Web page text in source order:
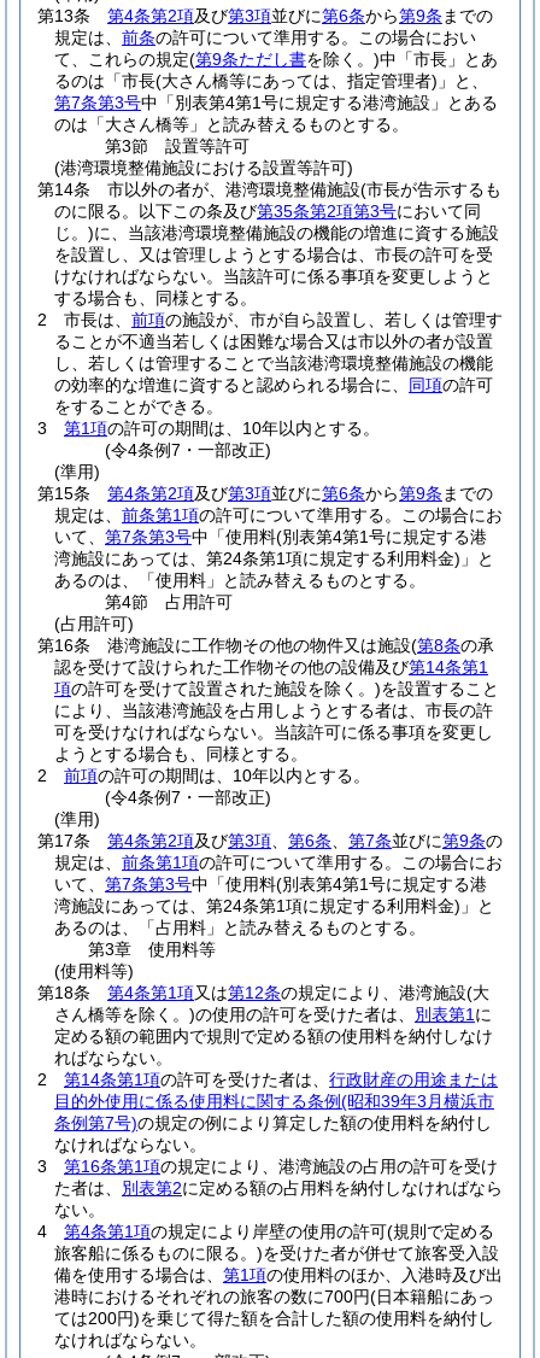
第13条
第4条第2項及び第3項並びに第6条から第9条 までの
規定は、 前条の許可について準用する。
この場合におい
て、これらの規定(第9条ただし書を除く。)中「市長」とあ
るのは「市長(大さん橋等にあっては、指定管理者) 」と、
第7条第3号中「別表第4第1号に規定する港湾施設」とある
のは「大さん橋等」と読み替えるものとする。
第3節
設置等許可
(港湾環境整備施設における設置等許可)
第14条
市以外の者が、港湾環境整備施設(市長が告示するも
のに限る。以下この条及び第35条第2項第3号において同
じ。)に、当該港湾環境整備施設の機能の増進に資する施設
を設置し、又は管理しようとする場合は、市長の許可を受
けなければならない。 当該許可に係る事項を変更しようと
する場合も、同様とする。
2
市長は、 前項の施設が、市が自ら設置し、若しくは管理す
ることが不適当若しくは困難な場合又は市以外の者が設置
し、若しくは管理することで当該港湾環境整備施設の機能
の効率的な増進に資すると認められる場合に、 同項の許可
をすることができる。
3
第1項の許可の期間は、10年以内とする。
(令4条例7・一部改正)
(準用)
第15条
第4条第2項及び第3項並びに第6条から第9条 までの
規定は、 前条第1項の許可について準用する。
この場合にお
いて、 第7条第3号中「使用料(別表第4第1号に規定する港
湾施設にあっては、第24条第1項に規定する利用料金) 」と
あるのは、「使用料」と読み替えるものとする。
第4節
占用許可
(占用許可)
第16条
港湾施設に工作物その他の物件又は施設(第8条の承
認を受けて設けられた工作物その他の設備及び第14条第1
項の許可を受けて設置された施設を除く。)を設置すること
により、当該港湾施設を占用しようとする者は、市長の許
可を受けなければならない。 当該許可に係る事項を変更し
ようとする場合も、同様とする。
2
前項の許可の期間は、10年以内とする。
(令4条例7・一部改正)
(準用)
第17条
第4条第2項及び第3項 第6条 第7条並びに第9条の
規定は、 前条第1項の許可について準用する。
この場合にお
いて、 第7条第3号中「使用料(別表第4第1号に規定する港
湾施設にあっては、第24条第1項に規定する利用料金) 」と
あるのは、「占用料」と読み替えるものとする。
第3章
使用料等
(使用料等)
第18条
第4条第1項又は第12条の規定により、港湾施設(大
さん橋等を除く。)の使用の許可を受けた者は、 別表第1 に
定める額の範囲内で規則で定める額の使用料を納付しなけ
ればならない。
2
第14条第1項の許可を受けた者は、 行政財産の用途または
目的外使用に係る使用料に関する条例(昭和39年3月横浜市
条例第7号)の規定の例により算定した額の使用料を納付し
なければならない。
3
第16条第1項の規定により、港湾施設の占用の許可を受け
た者は、 別表第2に定める額の占用料を納付しなければなら
ない。
4
第4条第1項の規定により岸壁の使用の許可(規則で定める
旅客船に係るものに限る。)を受けた者が併せて旅客受入設
備を使用する場合は、 第1項の使用料のほか、入港時及び出
港時におけるそれぞれの旅客の数に700円(日本籍船にあっ
ては200円)を乗じて得た額を合計した額の使用料を納付し
なければならない。